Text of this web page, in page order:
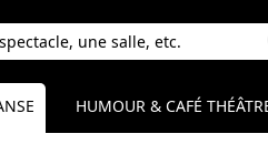
HUMOUR & CAFÉ